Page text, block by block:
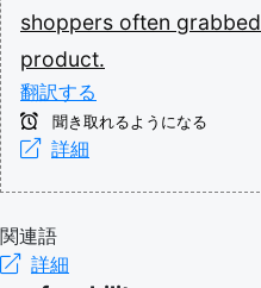
shoppers often grabbed
product.
翻訳する
聞き取れるようになる
詳細
関連語
詳細